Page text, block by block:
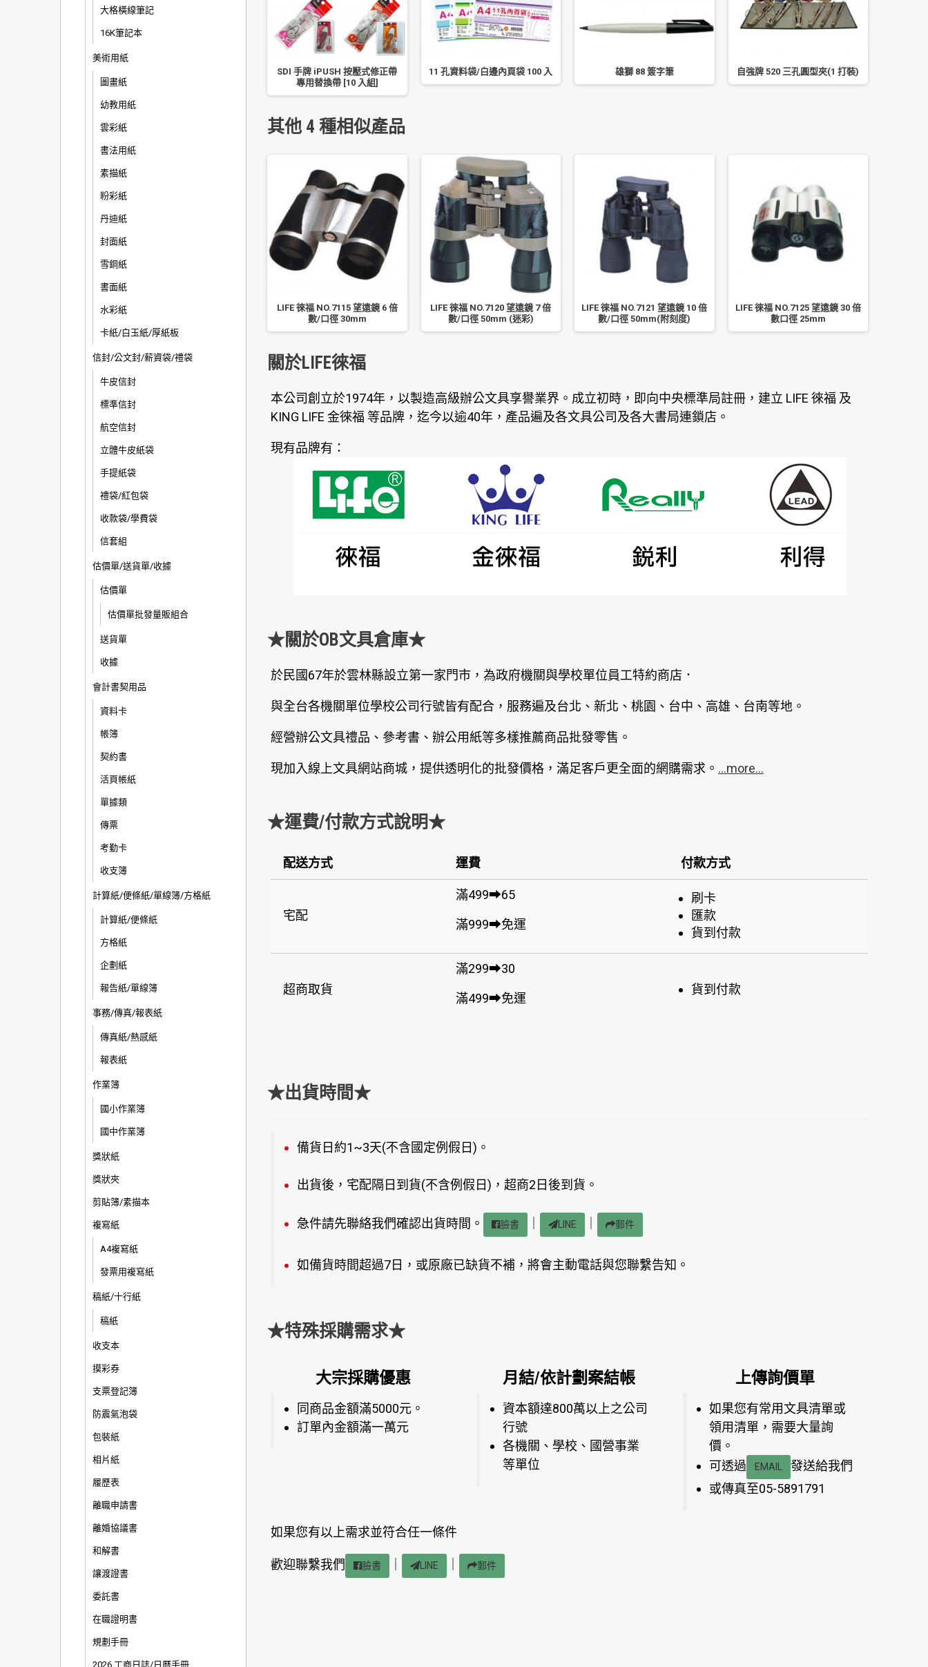
大格橫線筆記
16K筆記本
美術用紙
圖畫紙
幼教用紙
雲彩紙
書法用紙
素描紙
粉彩紙
丹迪紙
封面紙
雪銅紙
書面紙
水彩紙
卡紙/白玉紙/厚紙板
信封/公文封/薪資袋/禮袋
牛皮信封
標準信封
航空信封
立體牛皮紙袋
手提紙袋
禮袋/紅包袋
收款袋/學費袋
信套組
估價單/送貨單/收據
估價單
估價單批發量販組合
送貨單
收據
會計書契用品
資料卡
帳簿
契約書
活頁帳紙
單據類
傳票
考勤卡
收支簿
計算紙/便條紙/單線簿/方格紙
計算紙/便條紙
方格紙
企劃紙
報告紙/單線簿
事務/傳真/報表紙
傳真紙/熱感紙
報表紙
作業簿
國小作業簿
國中作業簿
獎狀紙
獎狀夾
剪貼簿/素描本
複寫紙
A4複寫紙
發票用複寫紙
稿紙/十行紙
稿紙
收支本
摸彩券
支票登記簿
防震氣泡袋
包裝紙
相片紙
履歷表
離職申請書
離婚協議書
和解書
讓渡證書
委託書
在職證明書
規劃手冊
2026 工商日誌/日曆手冊
SDI 手牌 iPUSH 按壓式修正帶
專用替換帶 [10 入組]
11 孔資料袋/白邊內頁袋 100 入 雄獅 88 簽字筆 自強牌 520 三孔圓型夾(1 打裝)
其他 4 種相似產品
LIFE 徠福 NO.7115 望遠鏡 6 倍
數/口徑 30mm
LIFE 徠福 NO.7120 望遠鏡 7 倍
數/口徑 50mm (迷彩)
LIFE 徠福 NO.7121 望遠鏡 10 倍
數/口徑 50mm(附刻度)
LIFE 徠福 NO.7125 望遠鏡 30 倍
數口徑 25mm
關於LIFE徠福
本公司創立於1974年，以製造高級辦公文具享譽業界。成立初時，即向中央標準局註冊，建立 LIFE 徠福 及
KING LIFE 金徠福 等品牌，迄今以逾40年，產品遍及各文具公司及各大書局連鎖店。
現有品牌有：
★關於OB文具倉庫★
於民國67年於雲林縣設立第一家門市，為政府機關與學校單位員工特約商店．
與全台各機關單位學校公司行號皆有配合，服務遍及台北、新北、桃園、台中、高雄、台南等地。
經營辦公文具禮品、參考書、辦公用紙等多樣推薦商品批發零售。
現加入線上文具網站商城，提供透明化的批發價格，滿足客戶更全面的網購需求。 ...more...
★運費/付款方式說明★
配送方式 運費 付款方式
宅配
滿499➡65
滿999➡免運
刷卡
匯款
貨到付款
超商取貨
滿299➡30
滿499➡免運
貨到付款
★出貨時間★
備貨日約1~3天(不含國定例假日)。
出貨後，宅配隔日到貨(不含例假日)，超商2日後到貨。
急件請先聯絡我們確認出貨時間。 臉書 LINE 郵件
如備貨時間超過7日，或原廠已缺貨不補，將會主動電話與您聯繫告知。
★特殊採購需求★
大宗採購優惠
同商品金額滿5000元。
訂單內金額滿一萬元
月結/依計劃案結帳
資本額達800萬以上之公司
行號
各機關、學校、國營事業
等單位
上傳詢價單
如果您有常用文具清單或
領用清單，需要大量詢
價。
可透過
EMAIL
發送給我們
或傳真至05-5891791
如果您有以上需求並符合任一條件
歡迎聯繫我們 臉書 LINE 郵件